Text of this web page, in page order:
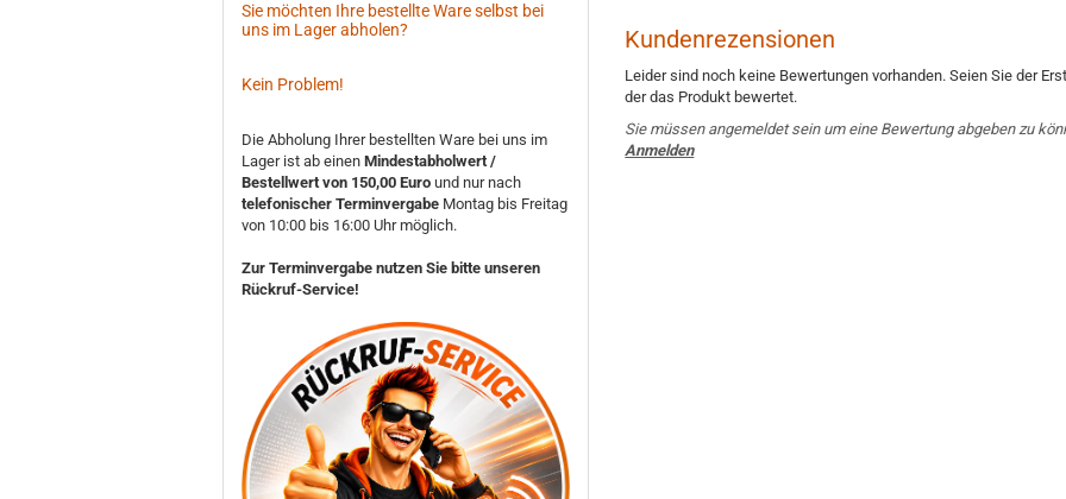
Kundenrezensionen
Leider sind noch keine Bewertungen vorhanden. Seien Sie der
der das Produkt bewertet.
Sie müssen angemeldet sein um eine Bewertung abgeben zu
Anmelden
Sie möchten Ihre bestellte Ware selbst bei
uns im Lager abholen?
Kein Problem!
Die Abholung Ihrer bestellten Ware bei uns im
Lager ist ab einen Mindestabholwert /
Bestellwert von 150,00 Euro und nur nach
telefonischer Terminvergabe Montag bis Freitag
von 10:00 bis 16:00 Uhr möglich.
Zur Terminvergabe nutzen Sie bitte unseren
Rückruf-Service!